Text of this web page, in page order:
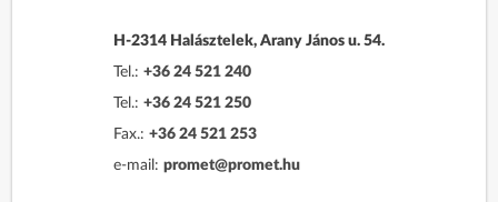
H-2314 Halásztelek, Arany János u. 54.
Tel.: +36 24 521 240
Tel.: +36 24 521 250
Fax.: +36 24 521 253
e-mail: promet@promet.hu